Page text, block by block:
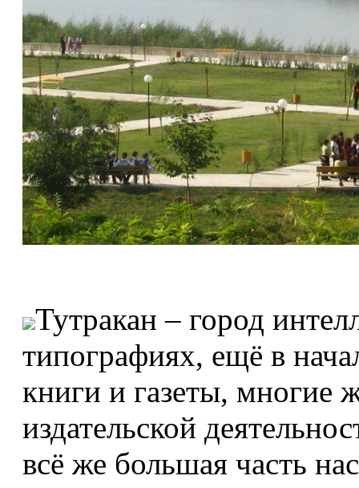
Тутракан – город
типографиях, ещё в
книги и газеты, многие
издательской
всё же большая часть